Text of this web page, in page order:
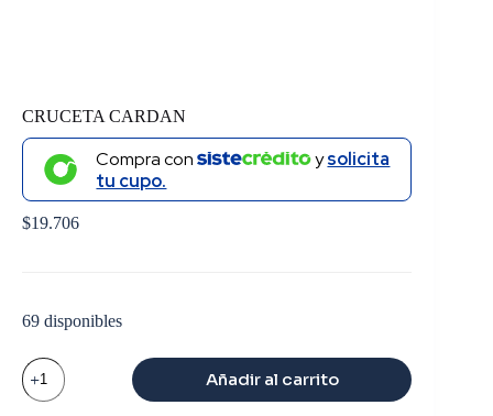
CRUCETA CARDAN
Compra con ysolicita
tu cupo.
$19.706
69 disponibles
CRUCETA
CARDAN
cantidad
Añadir al carrito